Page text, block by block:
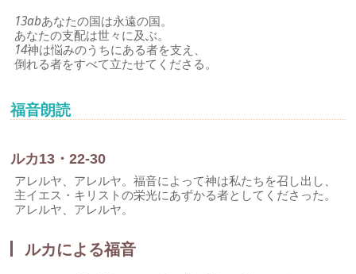
13abあなたの国は永遠の国。
あなたの支配は世々に及ぶ。
14神は悩みのうちにある者を支え、
倒れる者をすべて立たせてくださる。
福音朗読
ルカ13・22-30
アレルヤ、アレルヤ。福音によって神は私たちを召し出し、
主イエス・キリストの栄光にあずかる者としてくださった。
アレルヤ、アレルヤ。
ルカによる福音